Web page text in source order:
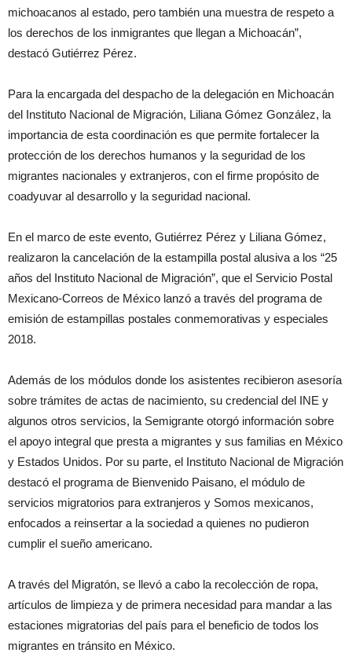
michoacanos al estado, pero también una muestra de respeto a
los derechos de los inmigrantes que llegan a Michoacán”,
destacó Gutiérrez Pérez.
Para la encargada del despacho de la delegación en Michoacán
del Instituto Nacional de Migración, Liliana Gómez González, la
importancia de esta coordinación es que permite fortalecer la
protección de los derechos humanos y la seguridad de los
migrantes nacionales y extranjeros, con el firme propósito de
coadyuvar al desarrollo y la seguridad nacional.
En el marco de este evento, Gutiérrez Pérez y Liliana Gómez,
realizaron la cancelación de la estampilla postal alusiva a los “25
años del Instituto Nacional de Migración”, que el Servicio Postal
Mexicano-Correos de México lanzó a través del programa de
emisión de estampillas postales conmemorativas y especiales
2018.
Además de los módulos donde los asistentes recibieron asesoría
sobre trámites de actas de nacimiento, su credencial del INE y
algunos otros servicios, la Semigrante otorgó información sobre
el apoyo integral que presta a migrantes y sus familias en México
y Estados Unidos. Por su parte, el Instituto Nacional de Migración
destacó el programa de Bienvenido Paisano, el módulo de
servicios migratorios para extranjeros y Somos mexicanos,
enfocados a reinsertar a la sociedad a quienes no pudieron
cumplir el sueño americano.
A través del Migratón, se llevó a cabo la recolección de ropa,
artículos de limpieza y de primera necesidad para mandar a las
estaciones migratorias del país para el beneficio de todos los
migrantes en tránsito en México.